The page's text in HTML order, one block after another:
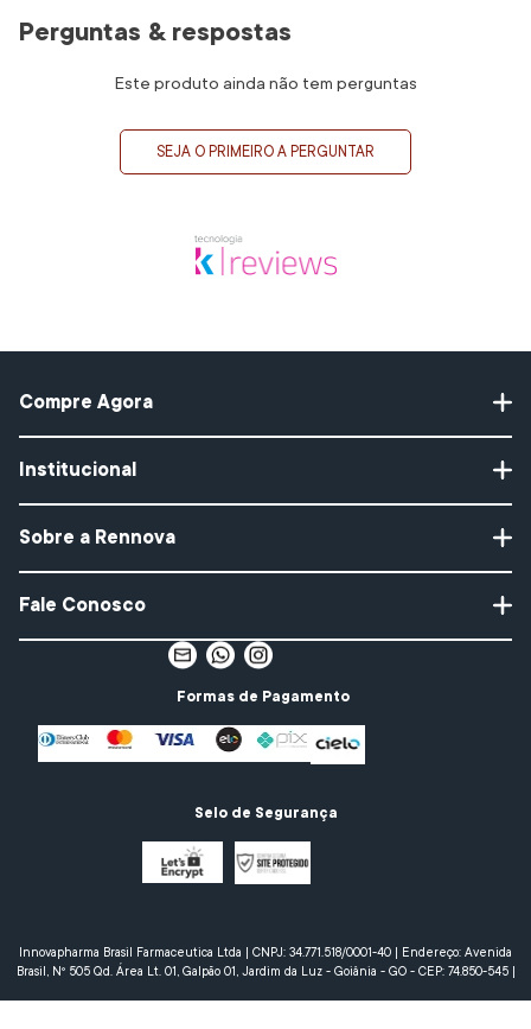
Perguntas & respostas
Este produto ainda não tem perguntas
SEJA O PRIMEIRO A PERGUNTAR
Compre Agora
Protetor Solar
PLLA COMPLEX TECHNOLOGY
Colágeno Rennova
Institucional
Política de Privacidade e LGPD
Perguntas Frequentes
Compliance
Sobre a Rennova
Quem Somos
Fale Conosco
Atendimento - Segunda a Sexta | 8h às 18h   Exceto
Formas de Pagamento
Selo de Segurança
Innovapharma Brasil Farmaceutica Ltda | CNPJ: 34.771.518/0001-40 | Endereço: Avenida
Brasil, Nº 505 Qd. Área Lt. 01, Galpão 01, Jardim da Luz - Goiânia - GO - CEP: 74.850-545 |